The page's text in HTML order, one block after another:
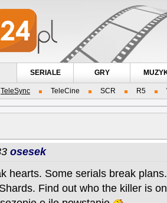
TeleSync TeleCine SCR R5
SERIALE GRY